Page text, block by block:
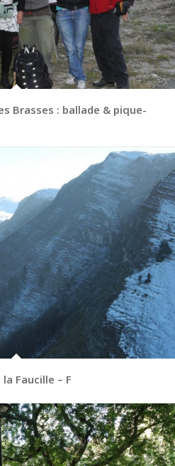
Brasses : ballade & pique-
Faucille – F